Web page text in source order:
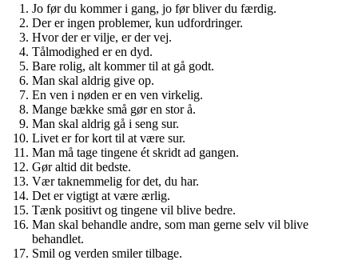
Jo før du kommer i gang, jo før bliver du færdig.
Der er ingen problemer, kun udfordringer.
Hvor der er vilje, er der vej.
Tålmodighed er en dyd.
Bare rolig, alt kommer til at gå godt.
Man skal aldrig give op.
En ven i nøden er en ven virkelig.
Mange bække små gør en stor å.
Man skal aldrig gå i seng sur.
Livet er for kort til at være sur.
Man må tage tingene ét skridt ad gangen.
Gør altid dit bedste.
Vær taknemmelig for det, du har.
Det er vigtigt at være ærlig.
Tænk positivt og tingene vil blive bedre.
Man skal behandle andre, som man gerne selv vil blive
behandlet.
Smil og verden smiler tilbage.